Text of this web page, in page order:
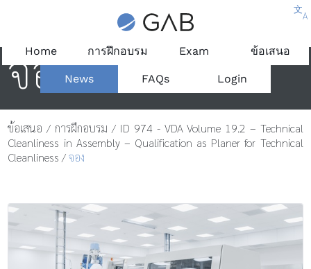
文
A
Home การฝึกอบรม Exam ข้อเสนอ
News FAQs Login
จอง
ข้อเสนอ / การฝึกอบรม / ID 974 - VDA Volume 19.2 – Technical
Cleanliness in Assembly – Qualification as Planer for Technical
Cleanliness /จอง